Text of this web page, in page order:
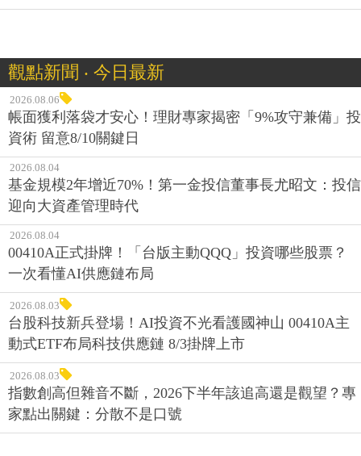
觀點新聞 ‧ 今日最新
2026.08.06
帳面獲利落袋才安心！理財專家揭密「9%攻守兼備」投
資術 留意8/10關鍵日
2026.08.04
基金規模2年增近70%！第一金投信董事長尤昭文：投信
迎向大資產管理時代
2026.08.04
00410A正式掛牌！「台版主動QQQ」投資哪些股票？
一次看懂AI供應鏈布局
2026.08.03
台股科技新兵登場！AI投資不光看護國神山 00410A主
動式ETF布局科技供應鏈 8/3掛牌上市
2026.08.03
指數創高但雜音不斷，2026下半年該追高還是觀望？專
家點出關鍵：分散不是口號